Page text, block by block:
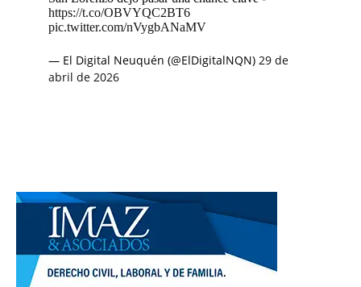
https://t.co/OBVYQC2BT6
pic.twitter.com/nVygbANaMV
— El Digital Neuquén (@ElDigitalNQN) 29 de
abril de 2026